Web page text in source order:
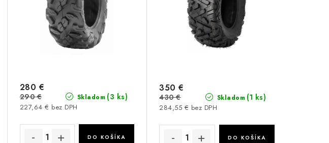
Skladom (3 ks)
227,64 € bez DPH
280 €
290 €
DO KOŠÍKA
Skladom (1 ks)
284,55 € bez DPH
350 €
430 €
DO KOŠÍKA